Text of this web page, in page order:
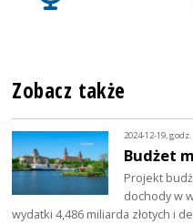
Zobacz także
2024-12-19,
Budżet
Projekt
dochody w
wydatki 4,486 miliarda złotych i